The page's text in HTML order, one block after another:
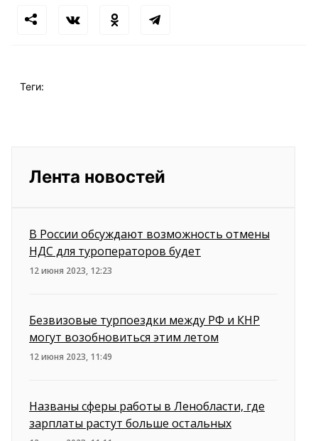
Теги:
Лента новостей
В России обсуждают возможность отмены
НДС для туроператоров будет
12 июня 2023, 12:23
Безвизовые турпоездки между РФ и КНР
могут возобновиться этим летом
12 июня 2023, 11:49
Названы сферы работы в Ленобласти, где
зарплаты растут больше остальных